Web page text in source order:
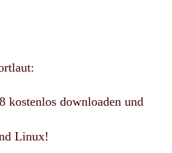
kostenlos downloaden und
Linux!